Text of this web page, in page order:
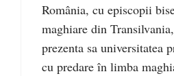
România, cu episcopii
maghiare din
prezenta sa universitatea
cu predare în limba